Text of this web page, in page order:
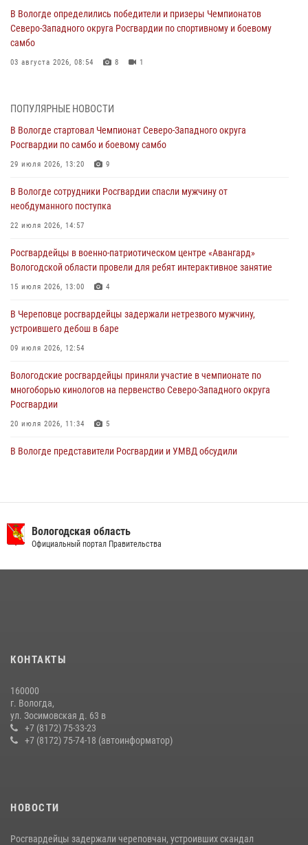
В Вологде определились победители и призеры Чемпионатов
Северо-Западного округа Росгвардии по спортивному и боевому
самбо
03 августа 2026, 08:54 8 1
ОХРАНЫ РОСГВАРДИИ В ВОЛОГОДСКОЙ ОБЛАСТИ ЗАДЕРЖАНО 23
02 августа 2026, 10:37
Росгвардейцы в г. Соколе задержали несовершеннолетнего
31 июля 2026, 06:43
В Вологде стартовал Чемпионат Северо-Западного округа
29 июля 2026, 13:20
В Вологде росгвардейцы задержали мужчину, подозреваемого в
29 июля 2026, 09:08
ПОПУЛЯРНЫЕ НОВОСТИ
В Вологде стартовал Чемпионат Северо-Западного округа
Росгвардии по самбо и боевому самбо
29 июля 2026, 13:20 9
В Вологде сотрудники Росгвардии спасли мужчину от
необдуманного поступка
22 июля 2026, 14:57
Росгвардейцы в военно-патриотическом центре «Авангард»
Вологодской области провели для ребят интерактивное занятие
15 июля 2026, 13:00 4
В Череповце росгвардейцы задержали нетрезвого мужчину,
устроившего дебош в баре
09 июля 2026, 12:54
Вологодские росгвардейцы приняли участие в чемпионате по
многоборью кинологов на первенство Северо-Западного округа
Росгвардии
20 июля 2026, 11:34 5
В Вологде представители Росгвардии и УМВД обсудили
стрельбу
27 июля 2026, 07:28
угрожавших молодежи расправой
21 единицу оружия изъяли за минувшую неделю сотрудники
Росгвардии в Вологодской области
20 июля 2026, 10:47
Вологодская область
Официальный портал Правительства
КОНТАКТЫ
160000
г. Вологда,
ул. Зосимовская д. 63 в
+7 (8172) 75-33-23
+7 (8172) 75-74-18 (автоинформатор)
НОВОСТИ
Росгвардейцы задержали череповчан, устроивших скандал